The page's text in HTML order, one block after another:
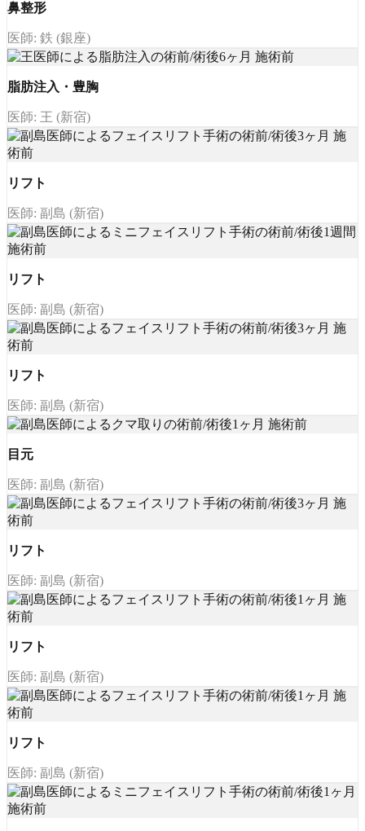
鼻整形
医師: 鉄 (銀座)
脂肪注入・豊胸
医師: 王 (新宿)
リフト
医師: 副島 (新宿)
リフト
医師: 副島 (新宿)
リフト
医師: 副島 (新宿)
目元
医師: 副島 (新宿)
リフト
医師: 副島 (新宿)
リフト
医師: 副島 (新宿)
リフト
医師: 副島 (新宿)